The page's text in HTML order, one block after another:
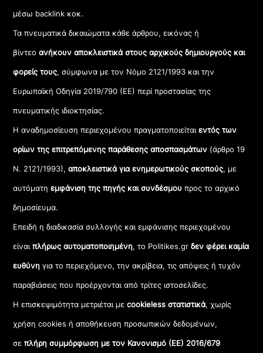
μέσω backlink κοκ.
Τα πνευματικά δικαιώματα κάθε άρθρου, εικόνας ή
βίντεοανήκουν αποκλειστικά στους αρχικούς δημιουργούς και
φορείς τους, σύμφωνα με τον Νόμο 2121/1993 και την
Ευρωπαϊκή Οδηγία 2019/790 (ΕΕ) περί προστασίας της
πνευματικής ιδιοκτησίας.
Η αναδημοσίευση περιεχομένου πραγματοποιείταιεντός των
ορίων της επιτρεπόμενης παράθεσης αποσπασμάτων (άρθρο 19
Ν. 2121/1993), αποκλειστικά για ενημερωτικούς σκοπούς, με
αυτόματηεμφάνιση της πηγής και συνδέσμου προς το αρχικό
δημοσίευμα.
Επειδή η διαδικασία συλλογής και εμφάνισης περιεχομένου
είναιπλήρως αυτοματοποιημένη, το Politikes.grδεν φέρει καμία
ευθύνη για το περιεχόμενο, την ακρίβεια, τις απόψεις ή τυχόν
παραβιάσεις που προέρχονται από τρίτες ιστοσελίδες.
Η επισκεψιμότητα μετριέται μεcookieless στατιστικά, χωρίς
χρήση cookies ή αποθήκευση προσωπικών δεδομένων,
σεπλήρη συμμόρφωση με τον Κανονισμό (ΕΕ) 2016/679